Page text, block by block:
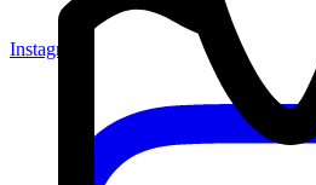
Instagram